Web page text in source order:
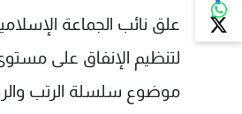
علق نائب الجماعة
لتنظيم الإنفاق على
موضوع سلسلة الرتب